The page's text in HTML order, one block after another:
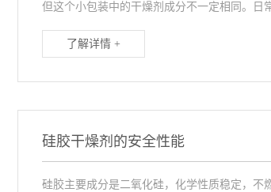
但这个小包装中的干燥剂成分不一定相同。日
了解详情 +
硅胶干燥剂的安全性能
硅胶主要成分是二氧化硅，化学性质稳定，不